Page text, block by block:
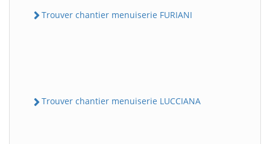
Trouver chantier menuiserie FURIANI
Trouver chantier menuiserie LUCCIANA